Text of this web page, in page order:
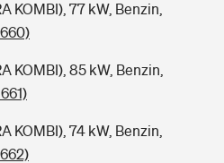
KOMBI), 77 kW, Benzin,
KOMBI), 85 kW, Benzin,
KOMBI), 74 kW, Benzin,